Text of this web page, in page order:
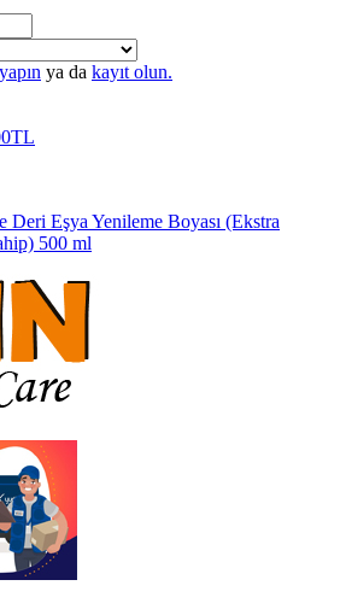
ya da kayıt olun.
Deri Eşya Yenileme Boyası (Ekstra
500 ml